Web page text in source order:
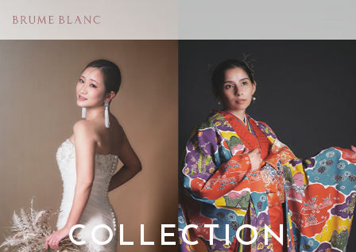
COLLECTION